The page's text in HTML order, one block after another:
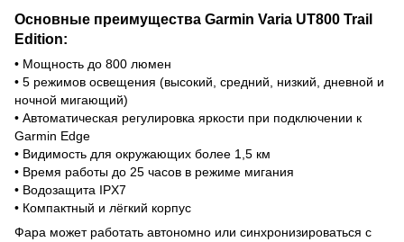
Основные преимущества Garmin Varia UT800 Trail
Edition:
• Мощность до 800 люмен
• 5 режимов освещения (высокий, средний, низкий, дневной и
ночной мигающий)
• Автоматическая регулировка яркости при подключении к
Garmin Edge
• Видимость для окружающих более 1,5 км
• Время работы до 25 часов в режиме мигания
• Водозащита IPX7
• Компактный и лёгкий корпус
Фара может работать автономно или синхронизироваться с